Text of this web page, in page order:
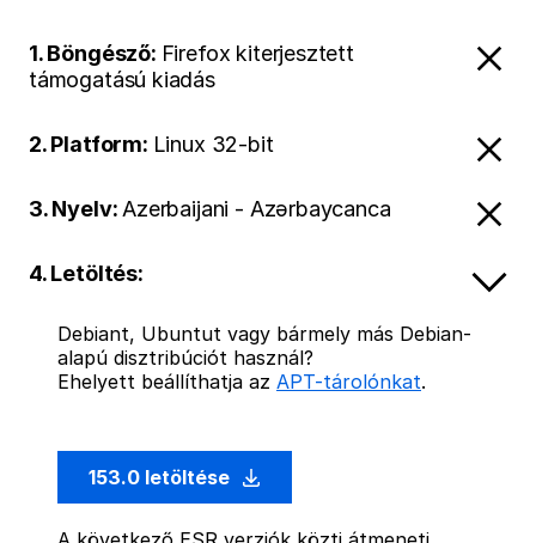
1. Böngésző: Firefox kiterjesztett
támogatású kiadás
2. Platform: Linux 32-bit
3. Nyelv: Azerbaijani - Azərbaycanca
4. Letöltés:
Debiant, Ubuntut vagy bármely más Debian-
alapú disztribúciót használ?
Ehelyett beállíthatja az APT-tárolónkat.
153.0 letöltése